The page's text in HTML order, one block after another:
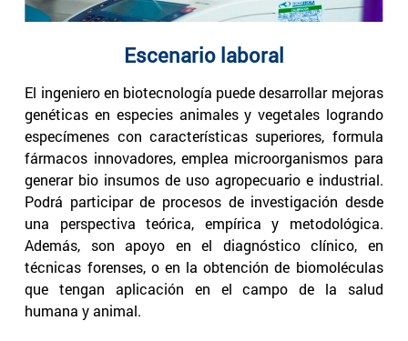
Escenario laboral
El ingeniero en biotecnología puede desarrollar mejoras
genéticas en especies animales y vegetales logrando
especímenes con características superiores, formula
fármacos innovadores, emplea microorganismos para
generar bio insumos de uso agropecuario e industrial.
Podrá participar de procesos de investigación desde
una perspectiva teórica, empírica y metodológica.
Además, son apoyo en el diagnóstico clínico, en
técnicas forenses, o en la obtención de biomoléculas
que tengan aplicación en el campo de la salud
humana y animal.